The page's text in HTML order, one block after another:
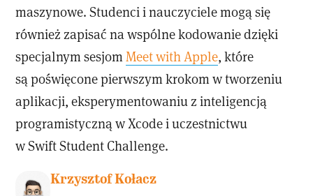
maszynowe. Studenci i nauczyciele mogą się
również zapisać na wspólne kodowanie dzięki
specjalnym sesjomMeet with Apple, które
są poświęcone pierwszym krokom w tworzeniu
aplikacji, eksperymentowaniu z inteligencją
programistyczną w Xcode i uczestnictwu
w Swift Student Challenge.
Krzysztof Kołacz